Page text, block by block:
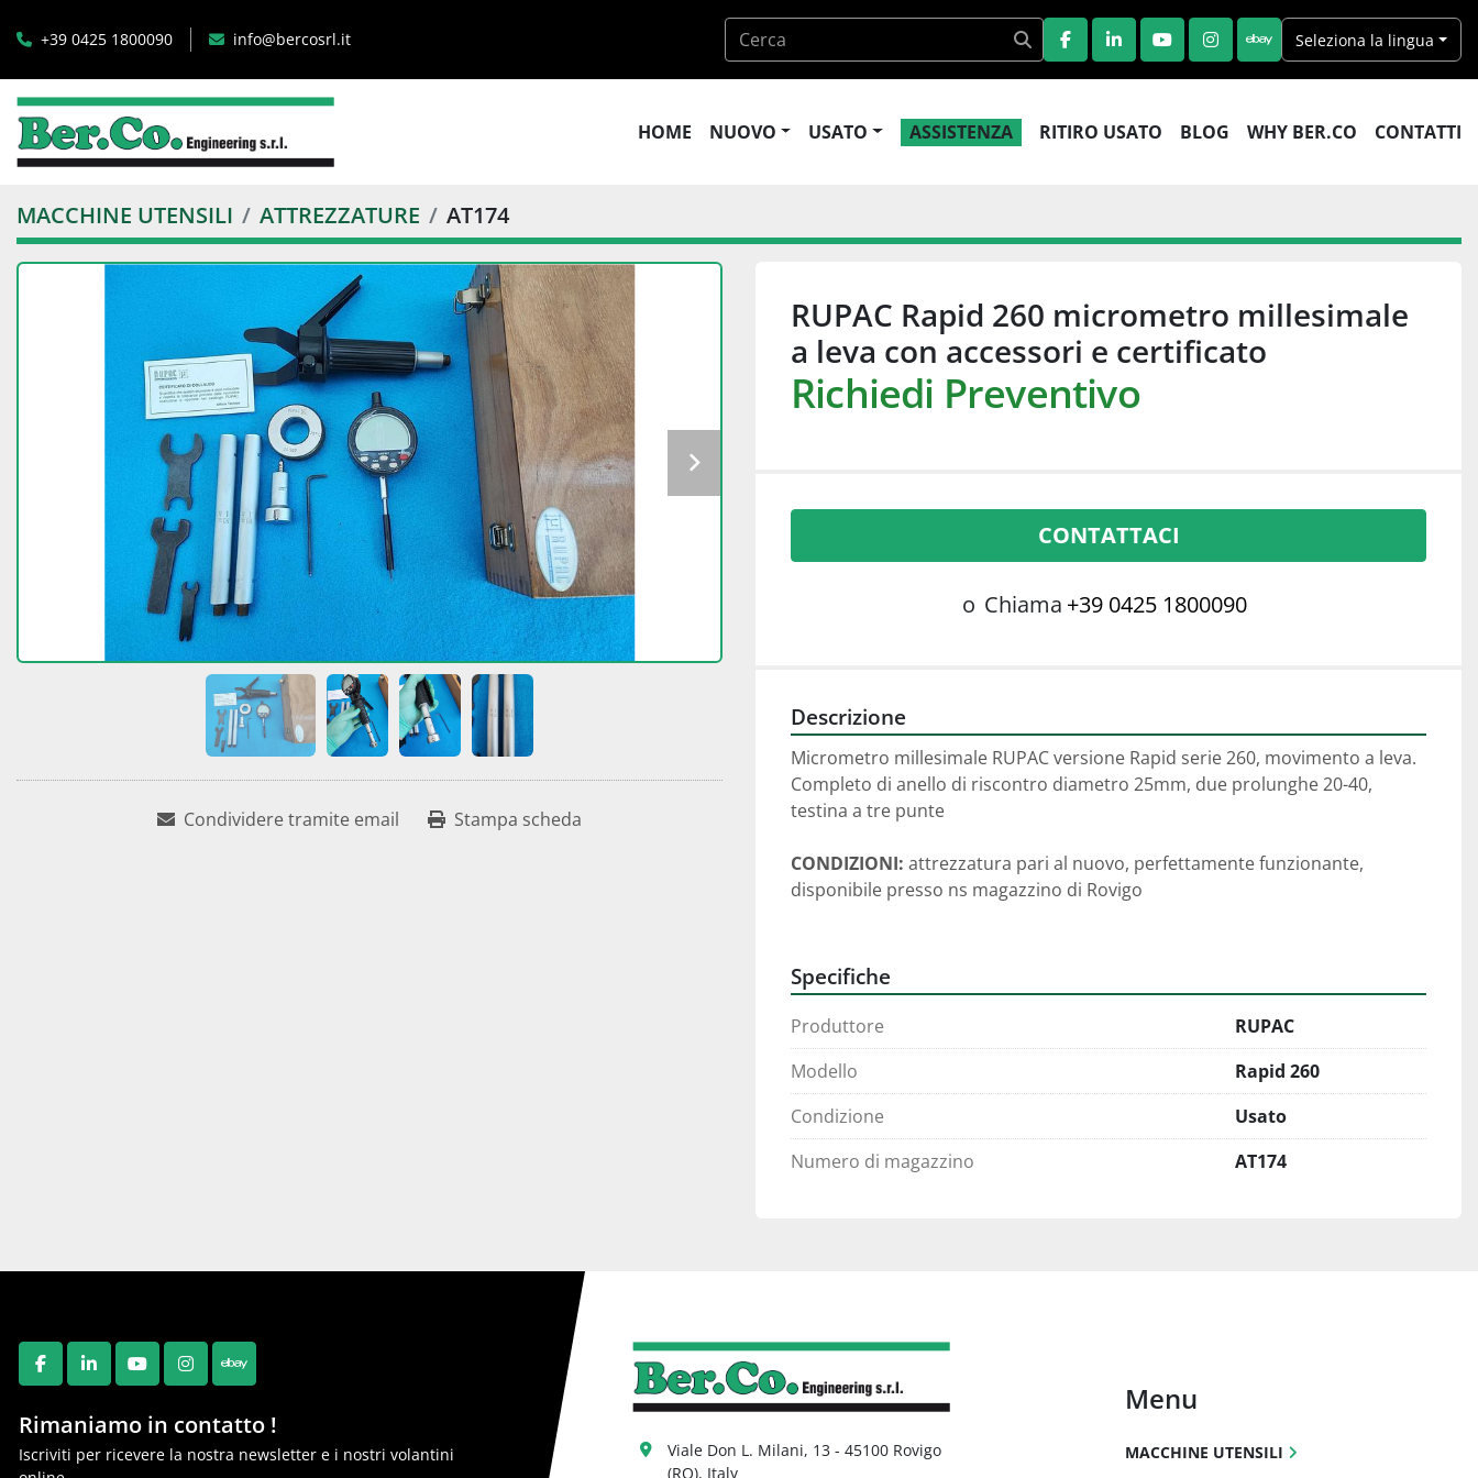
+39 0425 1800090 info@bercosrl.it FACEBOOK
LINKEDINYOUTUBEINSTAGRAM
EBAYSeleziona la lingua
HOME NUOVO USATO ASSISTENZA RITIRO USATO BLOG WHY BER.CO CONTATTI
MACCHINE UTENSILI ATTREZZATURE AT174
Condividere tramite email Stampa scheda
RUPAC Rapid 260 micrometro millesimale
a leva con accessori e certificato
Richiedi Preventivo
CONTATTACI
o Chiama +39 0425 1800090
Descrizione
Micrometro millesimale RUPAC versione Rapid serie 260, movimento a leva.
Completo di anello di riscontro diametro 25mm, due prolunghe 20-40,
testina a tre punte
CONDIZIONI: attrezzatura pari al nuovo, perfettamente funzionante,
disponibile presso ns magazzino di Rovigo
Specifiche
Produttore
RUPAC
Modello
Rapid 260
Condizione
Usato
Numero di magazzino
AT174
FACEBOOK
LINKEDINYOUTUBEINSTAGRAM
EBAY
Rimaniamo in contatto !
Iscriviti per ricevere la nostra newsletter e i nostri volantini
Viale Don L. Milani, 13 - 45100 Rovigo
(RO), Italy
Menu
MACCHINE UTENSILI